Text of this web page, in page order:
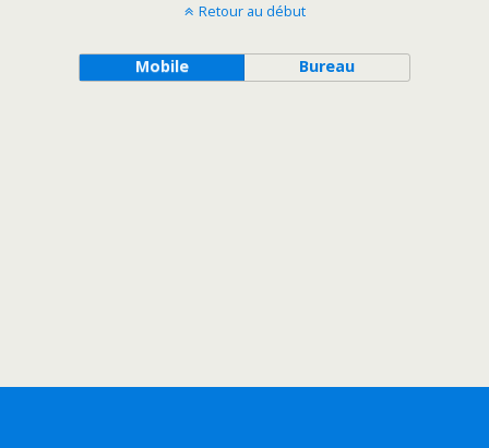
Retour au début
Mobile Bureau